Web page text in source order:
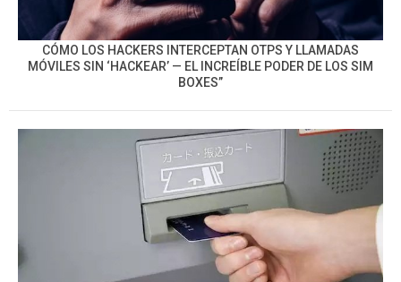
CÓMO LOS HACKERS INTERCEPTAN OTPS Y LLAMADAS
MÓVILES SIN ‘HACKEAR’ — EL INCREÍBLE PODER DE LOS SIM
BOXES”